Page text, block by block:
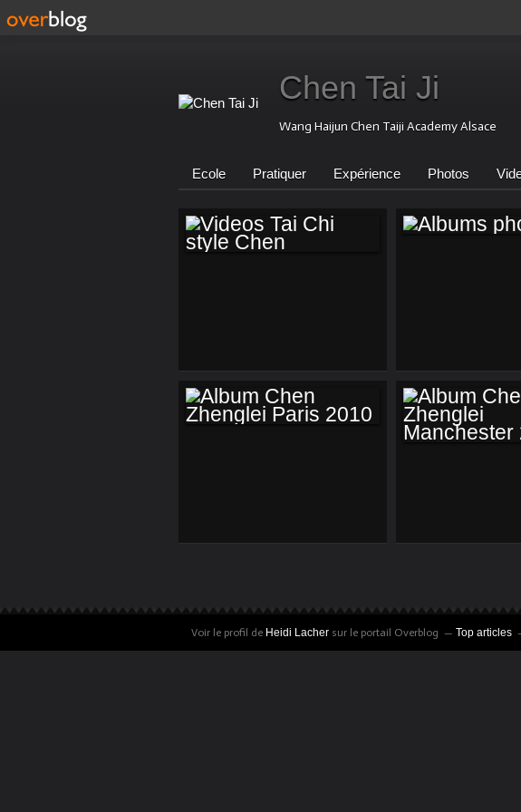
Chen Tai Ji
Wang Haijun Chen Taiji Academy Alsace
Ecole Pratiquer Expérience Photos
Voir le profil de Heidi Lachersur le portail Overblog Top articles